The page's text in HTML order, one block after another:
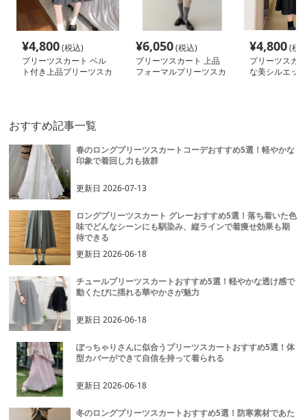
¥4,800(税込)
プリーツスカート ベル
ト付き上品プリーツスカ
¥6,050(税込)
プリーツスカート 上品
フォーマルプリーツスカ
¥4,800(税
プリーツスカ
な美シルエッ
おすすめ記事一覧
春のロングプリーツスカートコーデおすすめ5選！軽やかな
印象で着回し力も抜群
更新日2026-07-13
ロングプリーツスカート グレーおすすめ5選！落ち着いた色
味でどんなシーンにも馴染み、縦ラインで着痩せ効果も期
待できる
更新日2026-06-18
チュールプリーツスカートおすすめ5選！軽やかな透け感で
動くたびに揺れる華やかさが魅力
更新日2026-06-18
ぽっちゃりさんに似合うプリーツスカートおすすめ5選！体
型カバーができて自信を持って着られる
更新日2026-06-18
冬のロングプリーツスカートおすすめ5選！防寒素材であた